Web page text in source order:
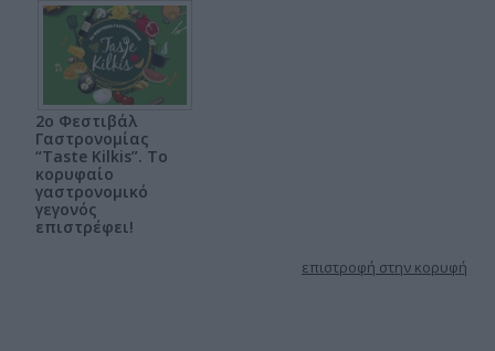
2ο Φεστιβάλ
Γαστρονομίας
“Taste Kilkis”. Το
κορυφαίο
γαστρονομικό
γεγονός
επιστρέφει!
επιστροφή στην κορυφή